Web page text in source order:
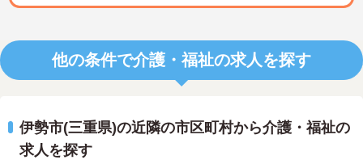
他の条件で介護・福祉の求人を探す
伊勢市(三重県)の近隣の市区町村から介護・福祉の
求人を探す